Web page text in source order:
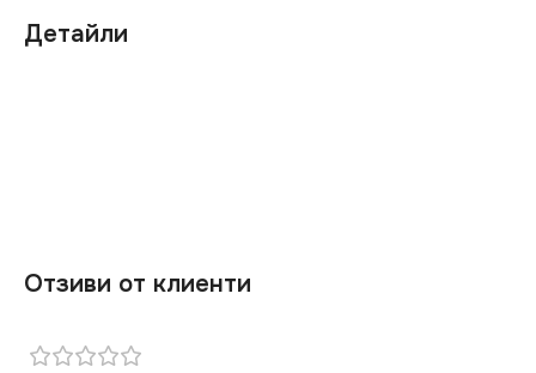
Детайли
Отзиви от клиенти